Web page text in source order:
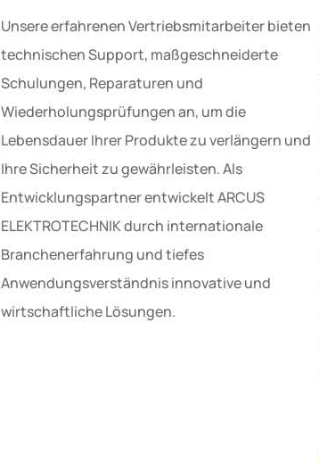
Unsere erfahrenen Vertriebsmitarbeiter bieten
technischen Support, maßgeschneiderte
Schulungen, Reparaturen und
Wiederholungsprüfungen an, um die
Lebensdauer Ihrer Produkte zu verlängern und
Ihre Sicherheit zu gewährleisten. Als
Entwicklungspartner entwickelt ARCUS
ELEKTROTECHNIK durch internationale
Branchenerfahrung und tiefes
Anwendungsverständnis innovative und
wirtschaftliche Lösungen.